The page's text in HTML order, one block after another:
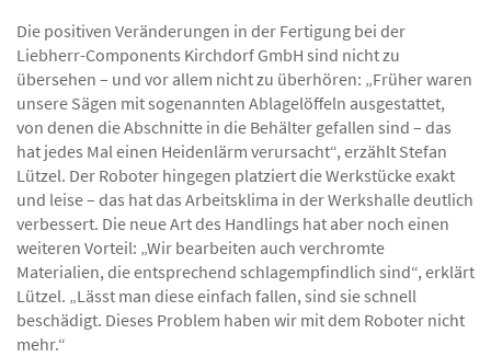
Die positiven Veränderungen in der Fertigung bei der
Liebherr-Components Kirchdorf GmbH sind nicht zu
übersehen – und vor allem nicht zu überhören: „Früher waren
unsere Sägen mit sogenannten Ablagelöffeln ausgestattet,
von denen die Abschnitte in die Behälter gefallen sind – das
hat jedes Mal einen Heidenlärm verursacht“, erzählt Stefan
Lützel. Der Roboter hingegen platziert die Werkstücke exakt
und leise – das hat das Arbeitsklima in der Werkshalle deutlich
verbessert. Die neue Art des Handlings hat aber noch einen
weiteren Vorteil: „Wir bearbeiten auch verchromte
Materialien, die entsprechend schlagempfindlich sind“, erklärt
Lützel. „Lässt man diese einfach fallen, sind sie schnell
beschädigt. Dieses Problem haben wir mit dem Roboter nicht
mehr.“